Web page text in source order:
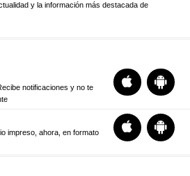
y la información más destacada de
notificaciones y no te
impreso, ahora, en formato